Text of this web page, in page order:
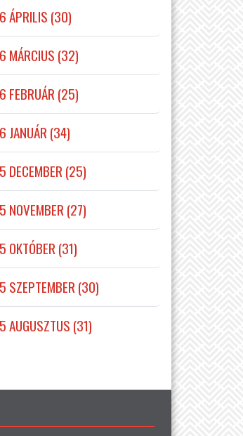
ÁPRILIS (30)
MÁRCIUS (32)
FEBRUÁR (25)
JANUÁR (34)
DECEMBER (25)
NOVEMBER (27)
OKTÓBER (31)
SZEPTEMBER (30)
AUGUSZTUS (31)